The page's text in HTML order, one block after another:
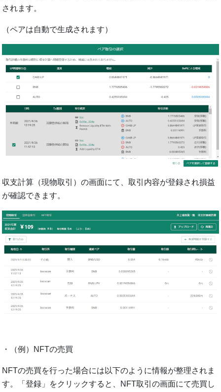
されます。
（ペアは⾃動で⽣成されます）
収⽀計算（現物取引）の画⾯にて、取引内容が登録され損益
が確認できます。
・（例）NFTの売買
NFTの売買を⾏った場合には以下のように情報が整理されま
す。「登録」をクリックすると、NFT取引の画⾯にて売買し